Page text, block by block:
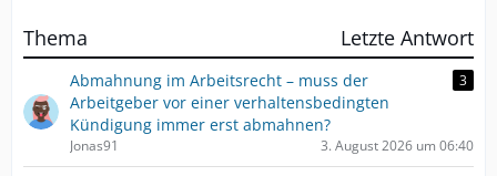
Thema Letzte Antwort
Abmahnung im Arbeitsrecht – muss der
Arbeitgeber vor einer verhaltensbedingten
Kündigung immer erst abmahnen?
3
Jonas91 3. August 2026 um 06:40